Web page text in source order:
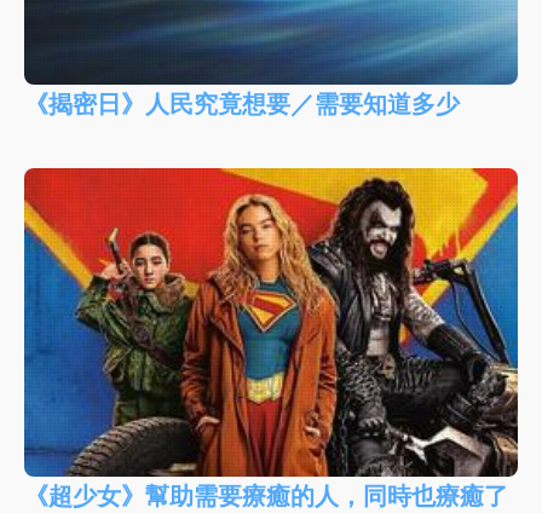
《揭密日》人民究竟想要／需要知道多少
《超少女》幫助需要療癒的人，同時也療癒了